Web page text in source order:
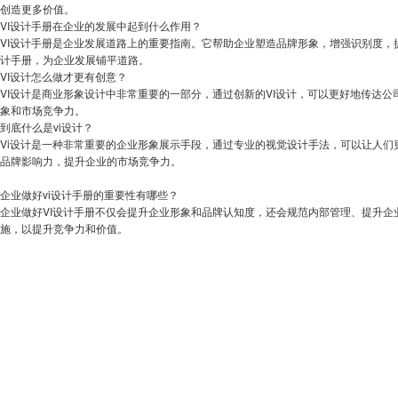
创造更多价值。
VI设计手册在企业的发展中起到什么作用？
VI设计手册是企业发展道路上的重要指南。它帮助企业塑造品牌形象，增强识别度
计手册，为企业发展铺平道路。
VI设计怎么做才更有创意？
VI设计是商业形象设计中非常重要的一部分，通过创新的VI设计，可以更好地传达
象和市场竞争力。
到底什么是vi设计？
Vi设计是一种非常重要的企业形象展示手段，通过专业的视觉设计手法，可以让人
品牌影响力，提升企业的市场竞争力。
企业做好vi设计手册的重要性有哪些？
企业做好VI设计手册不仅会提升企业形象和品牌认知度，还会规范内部管理、提升
施，以提升竞争力和价值。